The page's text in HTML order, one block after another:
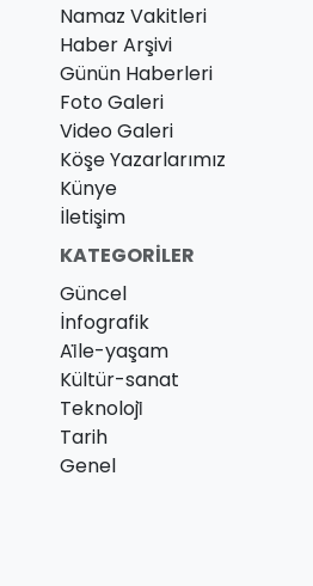
Namaz Vakitleri
Haber Arşivi
Günün Haberleri
Foto Galeri
Video Galeri
Köşe Yazarlarımız
Künye
İletişim
KATEGORILER
Güncel
İnfografik
Ai̇le-yaşam
Kültür-sanat
Teknoloji̇
Tarih
Genel